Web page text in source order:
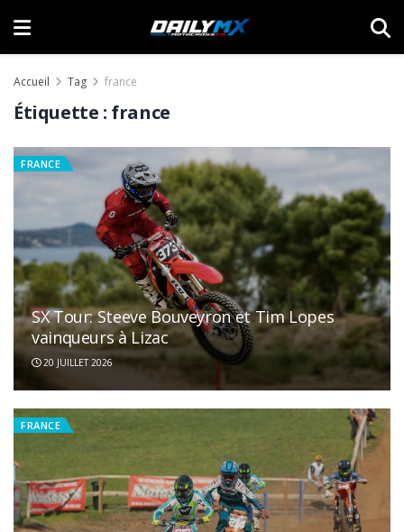
Accueil Tag france
Étiquette : france
FRANCE
SX Tour: Steeve Bouveyron et Tim Lopes
vainqueurs à Lizac
20 JUILLET 2026
FRANCE